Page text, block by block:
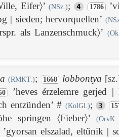
Eifer〉’(NSz.); 4 1786
| sieden; hervorquellen’
als Lanzenschmuck〉’
(RMKT.); 1668 lobbontya
’heves érzelemre gerjed
entzünden’ # (KolGl.); 3
springen 〈Fieber〉’
’gyorsan elszalad, eltűnik |